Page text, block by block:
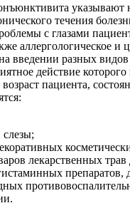
указывают
течения
с глазами
аллергологическое
введении разных
действие
пациента,
слезы;
лекарственных трав